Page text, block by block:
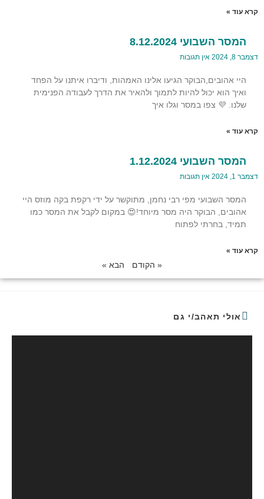
קרא עוד »
המסר השבועי 8.12.2024
דצמבר 8, 2024 אין תגובות
היי אהובים,הבוקר הגיעו אלינו האמהות, ודיברו איתנו על הפחד
ואיך הוא יכול להיות לתמוך ולהאיר את הדרך לעבודה הפנימית
שלנו. 💜 צפו במסר וגלו איך
קרא עוד »
המסר השבועי 1.12.2024
דצמבר 1, 2024 אין תגובות
המסר השבועי מפי רבי נחמן, מתוקשר על ידי רקפת בקה מוזס היי
אהובים, הבוקר היה מסר מיוחד!😍 במקום לקבל את המסר כמו
תמיד, בחרתי לפתוח
קרא עוד »
« הקודם הבא »
אולי תאהב/י גם